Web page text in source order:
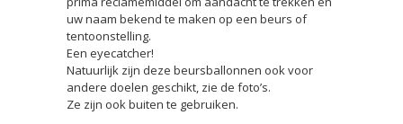
uw naam bekend te maken op een beurs of
tentoonstelling.
Een eyecatcher!
Natuurlijk zijn deze beursballonnen ook voor
andere doelen geschikt, zie de foto’s.
Ze zijn ook buiten te gebruiken.